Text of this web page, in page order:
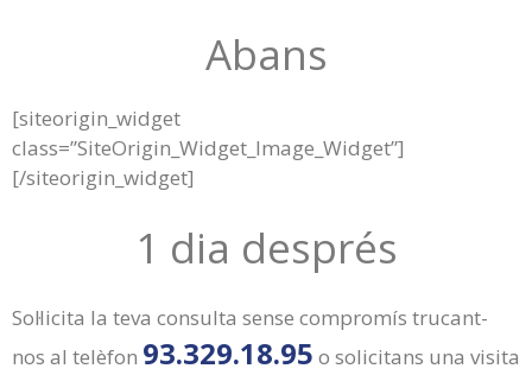
Abans
[siteorigin_widget
class=”SiteOrigin_Widget_Image_Widget”]
[/siteorigin_widget]
1 dia després
Sol·licita la teva consulta sense compromís trucant-
nos al telèfon 93.329.18.95 o solicitans una visita